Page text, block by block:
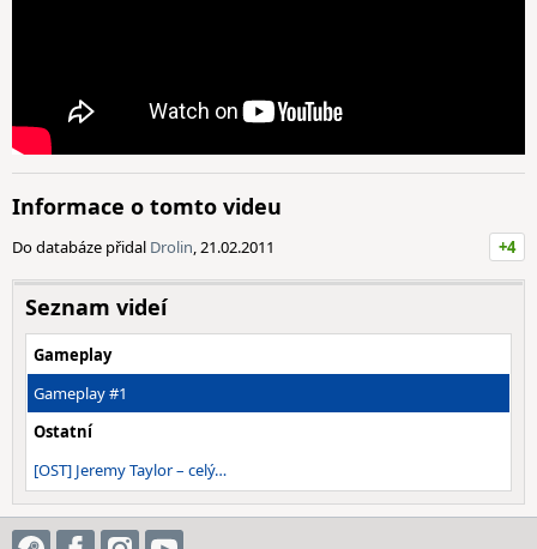
Informace o tomto videu
Do databáze přidal Drolin, 21.02.2011 +4
Seznam videí
Gameplay
Gameplay #1
Ostatní
[OST] Jeremy Taylor – celý…